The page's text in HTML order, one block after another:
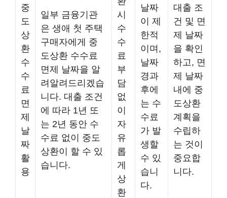
중
도
상
환
수
수
료
면
제
날
짜
활
용
일부 금융기관
은 생애 첫 주택
구매자에게 중
도상환 수수료
면제 날짜을 알
려알려드리겠습
니다. 대출 조건
에 따라 1년 또
는 2년 동안 수
수료 없이 중도
상환이 할 수 있
습니다.
시
수
수
료
부
담
없
이
자
유
롭
게
상
환
날짜
이 제
한적
이며,
날짜
경과
후에
는 수
수료
가 발
생할
수 있
습니
다.
대출 조
건 및 면
제 날짜
을 확인
하고, 면
제 날짜
내에 중
도상환
계획을
수립하
는 것이
중요합
니다.